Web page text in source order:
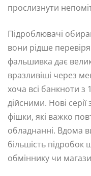
прослизнути
Підроблювачі
вони рідше
фальшивка дає
вразливіші через
хоча всі банкноти з
дійсними. Нові
фішки, які важко
обладнанні. Вдома
більшість підробок
обміннику чи